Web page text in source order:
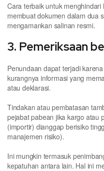
Cara terbaik untuk menghindari
membuat dokumen dalam dua
mengamankan salinan resmi.
3. Pemeriksaan
Penundaan dapat terjadi
kurangnya informasi yang
atau deklarasi.
Tindakan atau pembatasan
pejabat pabean jika kargo atau
(importir) dianggap berisiko
manajemen risiko).
Ini mungkin termasuk
kepatuhan antara lain. Hal ini